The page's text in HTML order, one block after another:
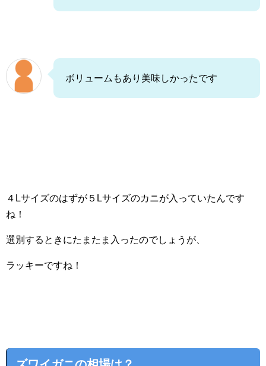
ボリュームもあり美味しかったです
４Lサイズのはずが５Lサイズのカニが入っていたんです
ね！
選別するときにたまたま入ったのでしょうが、
ラッキーですね！